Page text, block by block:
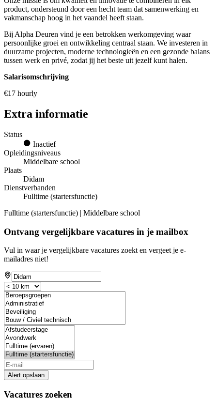
product, ondersteund door een hecht team dat samenwerking en
vakmanschap hoog in het vaandel heeft staan.
Bij Alpha Deuren vind je een betrokken werkomgeving waar
persoonlijke groei en ontwikkeling centraal staan. We investeren in
duurzame projecten, moderne technologieën en een gezonde balans
tussen werk en privé, zodat jij het beste uit jezelf kunt halen.
Salarisomschrijving
€17 hourly
Extra informatie
Status
Inactief
Opleidingsniveaus
Middelbare school
Plaats
Didam
Dienstverbanden
Fulltime (startersfunctie)
Fulltime (startersfunctie) | Middelbare school
Ontvang vergelijkbare vacatures in je mailbox
Vul in waar je vergelijkbare vacatures zoekt en vergeet je e-
mailadres niet!
Alert opslaan
Vacatures zoeken